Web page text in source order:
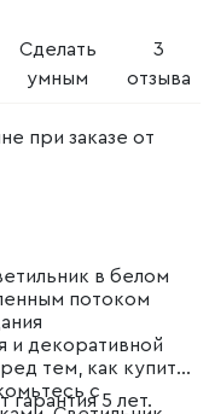
Сделать
умным
3
отзыва
при заказе от
в белом
потоком
и декоративной
тем, как купить
с5 лет.